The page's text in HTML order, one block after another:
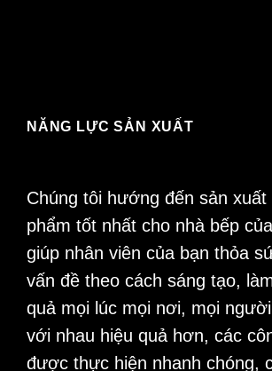
NĂNG LỰC SẢN XUẤT
Chúng tôi hướng đến sản xuất
phẩm tốt nhất cho nhà bếp
giúp nhân viên của bạn thỏa
vấn đề theo cách sáng tạo,
quả mọi lúc mọi nơi, mọi
với nhau hiệu quả hơn, các
được thực hiện nhanh chóng,